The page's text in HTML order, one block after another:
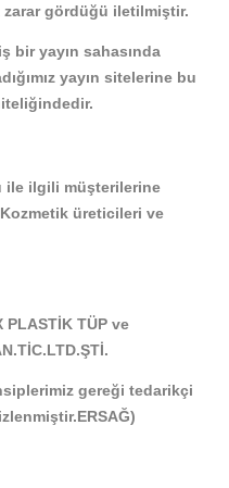
gördüğü iletilmiştir.
yayın sahasında
yayın sitelerine bu
ilgili müşterilerine
üreticileri ve
PLASTİK TÜP ve
gereği tedarikçi